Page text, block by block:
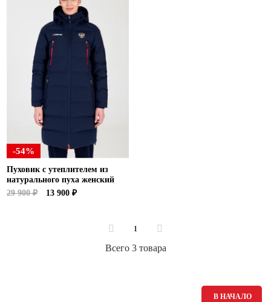
Ханты-Мансийский автономный округ (3)
Челябинская область (2)
Ямало-Ненецкий автономный округ (1)
Ярославская область (1)
-54%
Пуховик с утеплителем из
натурального пуха женский
29 900 ₽
13 900 ₽
1
Всего 3 товара
В НАЧАЛО